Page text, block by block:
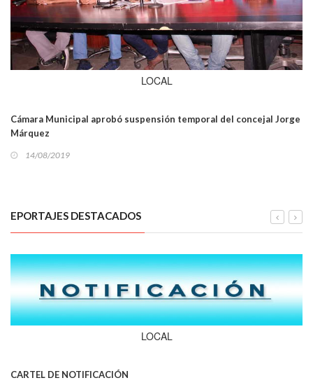
LOCAL
Cámara Municipal aprobó suspensión temporal del concejal Jorge
Márquez
14/08/2019
EPORTAJES DESTACADOS
LOCAL
CARTEL DE NOTIFICACIÓN